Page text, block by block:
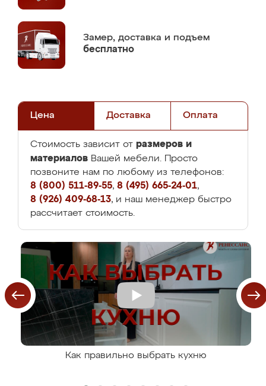
Замер, доставка и подъем
бесплатно
Цена Доставка Оплата
Стоимость зависит от размеров и
материалов Вашей мебели. Просто
позвоните нам по любому из телефонов:
8 (800) 511-89-55, 8 (495) 665-24-01,
8 (926) 409-68-13, и наш менеджер быстро
рассчитает стоимость.
Как правильно выбрать кухню